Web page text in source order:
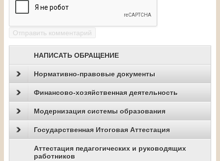
НАПИСАТЬ ОБРАЩЕНИЕ
Нормативно-правовые документы
Финансово-хозяйственная деятельность
Модернизация системы образования
Государственная Итоговая Аттестация
Аттестация педагогических и руководящих
работников